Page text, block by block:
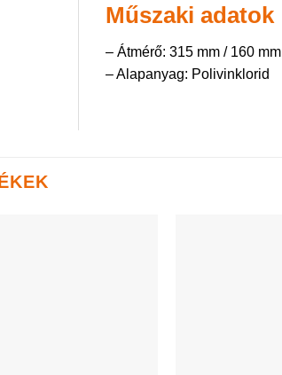
Műszaki adatok
– Átmérő: 315 mm / 160 mm
– Alapanyag: Polivinklorid